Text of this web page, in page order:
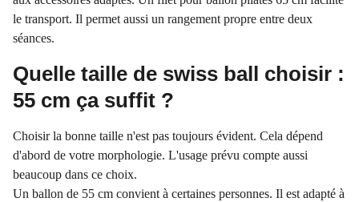
le transport. Il permet aussi un rangement propre entre deux
séances.
Quelle taille de swiss ball choisir :
55 cm ça suffit ?
Choisir la bonne taille n'est pas toujours évident. Cela dépend
d'abord de votre morphologie. L'usage prévu compte aussi
beaucoup dans ce choix.
Un ballon de 55 cm convient à certaines personnes. Il est adapté à